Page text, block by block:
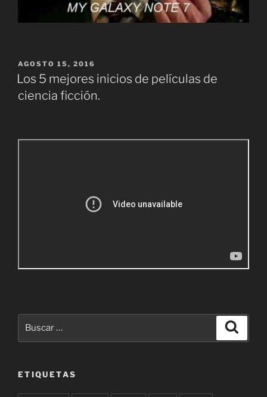
PUBLICADO
EL
AGOSTO 15, 2016
Los 5 mejores inicios de películas de
ciencia ficción.
ETIQUETAS